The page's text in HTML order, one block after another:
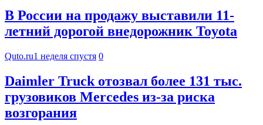
В России на продажу выставили 11-
летний дорогой внедорожник Toyota
Quto.ru1 неделя спустя 0
Daimler Truck отозвал более 131 тыс.
грузовиков Mercedes из-за риска
возгорания